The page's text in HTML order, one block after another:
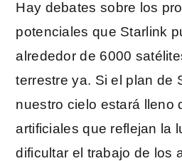
Hay debates sobre los
potenciales que Starlink
alrededor de 6000
terrestre ya. Si el plan de
nuestro cielo estará lleno
artificiales que reflejan la
dificultar el trabajo de los